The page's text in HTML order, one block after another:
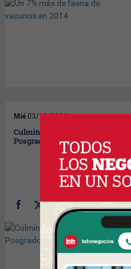
Mié 03/12/2014
Culmina tercera Edición de
Posgrado de la Carne